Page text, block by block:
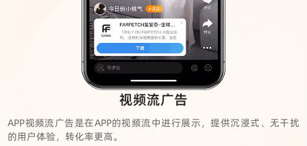
视频流广告
APP视频流广告是在APP的视频流中进行展示，提供沉浸式、无干扰
的用户体验，转化率更高。